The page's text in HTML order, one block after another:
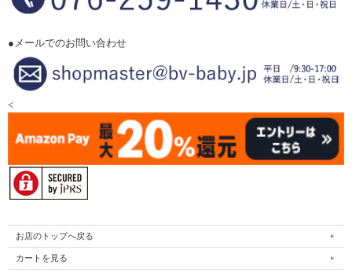
●メールでのお問い合わせ
<
お店のトップへ戻る
カートを見る